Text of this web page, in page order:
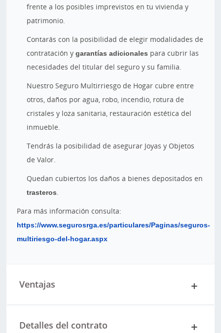
frente a los posibles imprevistos en tu vivienda y
patrimonio.
Contarás con la posibilidad de elegir modalidades de
contratación ygarantías adicionales para cubrir las
necesidades del titular del seguro y su familia.
Nuestro Seguro Multirriesgo de Hogar cubre entre
otros, daños por agua, robo, incendio, rotura de
cristales y loza sanitaria, restauración estética del
inmueble.
Tendrás la posibilidad de asegurar Joyas y Objetos
de Valor.
Quedan cubiertos los daños a bienes depositados en
trasteros.
Para más información consulta:
https://www.segurosrga.es/particulares/Paginas/seguros-
multiriesgo-del-hogar.aspx
Ventajas
Detalles del contrato